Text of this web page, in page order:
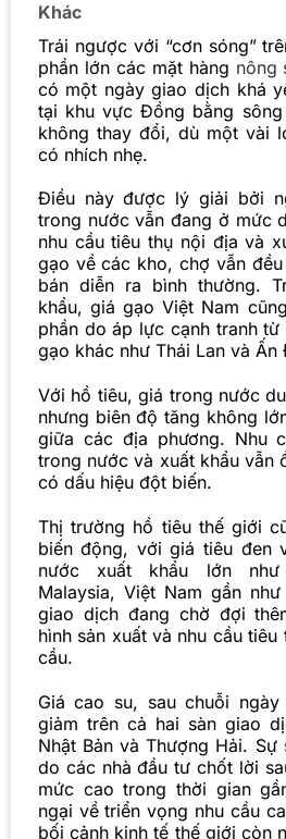
Khác
Trái ngược với “cơn sóng”
phần lớn các mặt hàng nông
có một ngày giao dịch khá
tại khu vực Đồng bằng
không thay đổi, dù một vài
có nhích nhẹ.
Điều này được lý giải bởi
trong nước vẫn đang ở mức
nhu cầu tiêu thụ nội địa và
gạo về các kho, chợ vẫn
bán diễn ra bình thường.
khẩu, giá gạo Việt Nam
phần do áp lực cạnh tranh
gạo khác như Thái Lan và Ấn
Với hồ tiêu, giá trong nước
nhưng biên độ tăng không
giữa các địa phương. Nhu
trong nước và xuất khẩu vẫn
có dấu hiệu đột biến.
Thị trường hồ tiêu thế giới
biến động, với giá tiêu đen
nước xuất khẩu lớn như
Malaysia, Việt Nam gần
giao dịch đang chờ đợi
hình sản xuất và nhu cầu
cầu.
Giá cao su, sau chuỗi
giảm trên cả hai sàn giao
Nhật Bản và Thượng Hải.
do các nhà đầu tư chốt lời
mức cao trong thời gian
ngại về triển vọng nhu cầu
bối cảnh kinh tế thế giới còn